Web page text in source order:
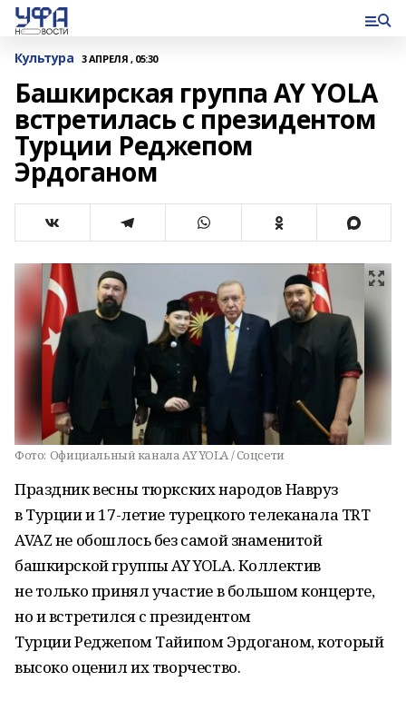
Культура 3 АПРЕЛЯ , 05:30
Башкирская группа AY YOLA
встретилась с президентом
Турции Реджепом
Эрдоганом
Фото: Официальный канала AY YOLA / Соцсети
Праздник весны тюркских народов Навруз
в Турции и 17-летие турецкого телеканала TRT
AVAZ не обошлось без самой знаменитой
башкирской группы AY YOLA. Коллектив
не только принял участие в большом концерте,
но и встретился с президентом
Турции Реджепом Тайипом Эрдоганом, который
высоко оценил их творчество.